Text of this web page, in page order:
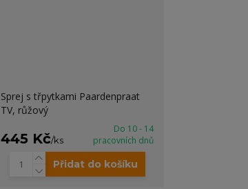
Sprej s třpytkami Paardenpraat
TV, růžový
445 Kč/ks
Do 10 - 14
pracovních dnů
Přidat do košíku